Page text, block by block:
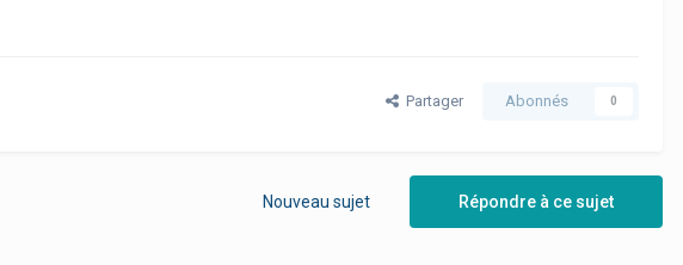
Partager Abonnés 0
Répondre à ce sujet
Nouveau sujet